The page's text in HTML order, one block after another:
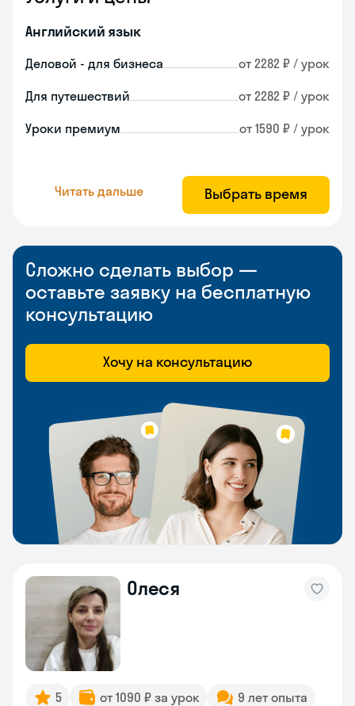
Английский язык
Деловой - для бизнеса от 2282 ₽ / урок
Для путешествий от 2282 ₽ / урок
Уроки премиум от 1590 ₽ / урок
Читать дальше Выбрать время
Сложно сделать выбор —
оставьте заявку на бесплатную
консультацию
Хочу на консультацию
Олеся
5 от 1090 ₽ за урок
9 лет опыта